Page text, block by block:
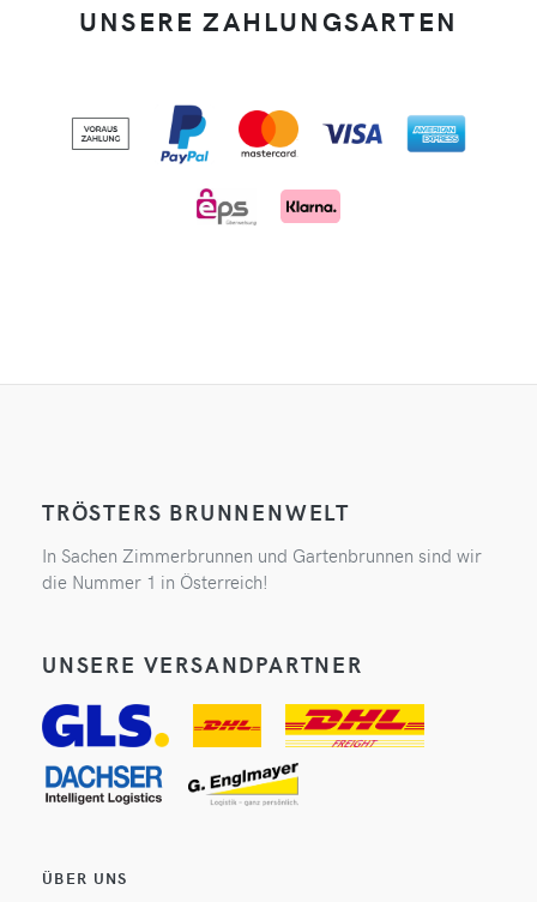
UNSERE ZAHLUNGSARTEN
TRÖSTERS BRUNNENWELT
In Sachen Zimmerbrunnen und Gartenbrunnen sind wir
die Nummer 1 in Österreich!
UNSERE VERSANDPARTNER
ÜBER UNS